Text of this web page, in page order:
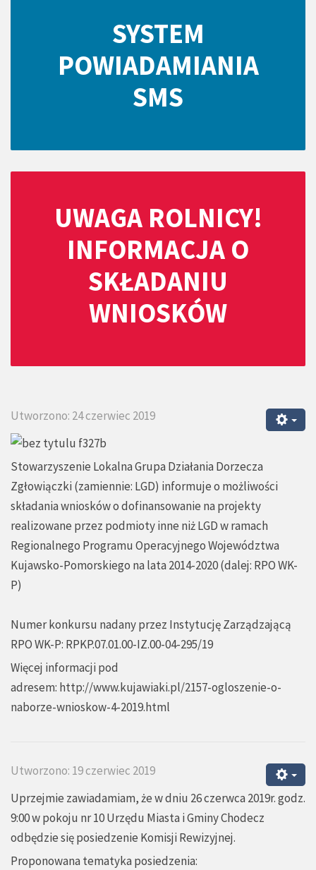
SYSTEM
POWIADAMIANIA
SMS
UWAGA ROLNICY!
INFORMACJA O
SKŁADANIU
WNIOSKÓW
Utworzono: 24 czerwiec 2019
Stowarzyszenie Lokalna Grupa Działania Dorzecza
Zgłowiączki (zamiennie: LGD) informuje o możliwości
składania wniosków o dofinansowanie na projekty
realizowane przez podmioty inne niż LGD w ramach
Regionalnego Programu Operacyjnego Województwa
Kujawsko-Pomorskiego na lata 2014-2020 (dalej: RPO WK-
P)
Numer konkursu nadany przez Instytucję Zarządzającą
RPO WK-P: RPKP.07.01.00-IZ.00-04-295/19
Więcej informacji pod
adresem: http://www.kujawiaki.pl/2157-ogloszenie-o-
naborze-wnioskow-4-2019.html
Utworzono: 19 czerwiec 2019
Uprzejmie zawiadamiam, że w dniu 26 czerwca 2019r. godz.
9:00 w pokoju nr 10 Urzędu Miasta i Gminy Chodecz
odbędzie się posiedzenie Komisji Rewizyjnej.
Proponowana tematyka posiedzenia: